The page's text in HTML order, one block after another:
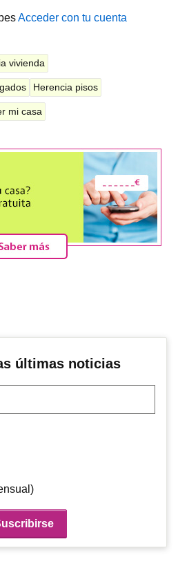
Acceder con tu cuenta
vivienda
Herencia pisos
mi casa
últimas noticias